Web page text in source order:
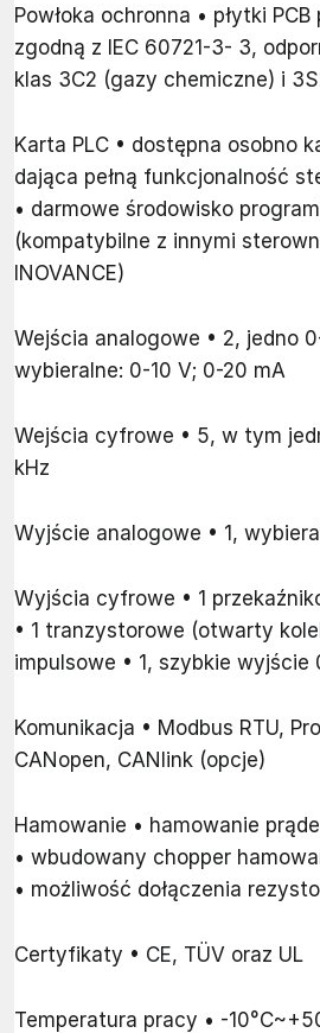
Powłoka ochronna • płytki
zgodną z IEC 60721-3- 3,
klas 3C2 (gazy chemiczne) i
Karta PLC • dostępna osobno
dająca pełną funkcjonalność
• darmowe środowisko
(kompatybilne z innymi
INOVANCE)
Wejścia analogowe • 2, jedno
wybieralne: 0-10 V; 0-20 mA
Wejścia cyfrowe • 5, w tym
kHz
Wyjście analogowe • 1,
Wyjścia cyfrowe • 1
• 1 tranzystorowe (otwarty
impulsowe • 1, szybkie wyjście
Komunikacja • Modbus RTU,
CANopen, CANlink (opcje)
Hamowanie • hamowanie
• wbudowany chopper
• możliwość dołączenia
Certyfikaty • CE, TÜV oraz UL
Temperatura pracy • -